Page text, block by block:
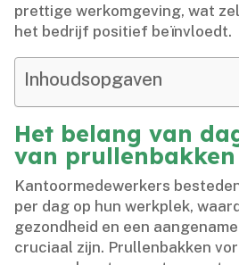
prettige werkomgeving, wat
het bedrijf positief beïnvloedt.​
Inhoudsopgaven
Het belang van
van
Kantoormedewerkers
per dag op hun werkplek,
gezondheid en een
cruciaal zijn.​ Prullenbakken